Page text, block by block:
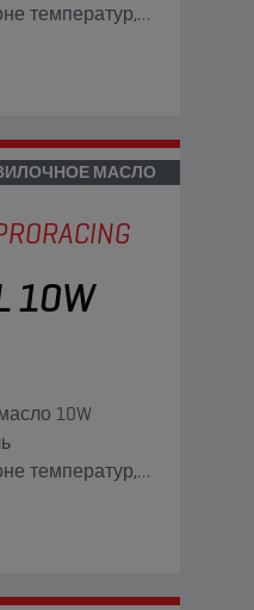
температур,
МАСЛО
10W
10W
температур,